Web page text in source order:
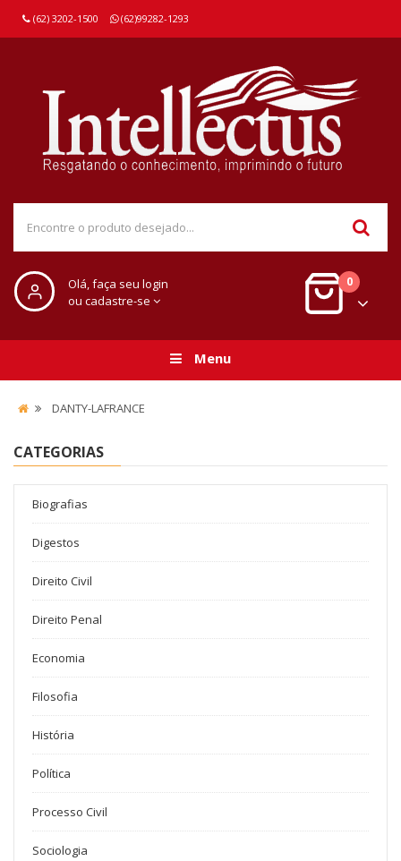
(62) 3202-1500 (62)99282-1293
Olá, faça seu login
ou cadastre-se
0
Menu
DANTY-LAFRANCE
CATEGORIAS
Biografias
Digestos
Direito Civil
Direito Penal
Economia
Filosofia
História
Política
Processo Civil
Sociologia